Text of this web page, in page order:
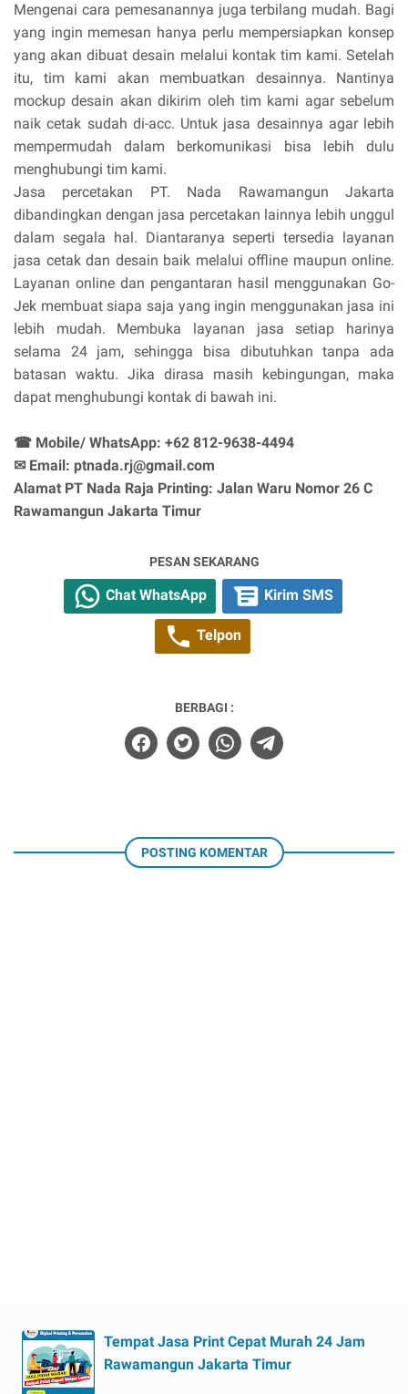
Mengenai cara pemesanannya juga terbilang mudah. Bagi
yang ingin memesan hanya perlu mempersiapkan konsep
yang akan dibuat desain melalui kontak tim kami. Setelah
itu, tim kami akan membuatkan desainnya. Nantinya
mockup desain akan dikirim oleh tim kami agar sebelum
naik cetak sudah di-acc. Untuk jasa desainnya agar lebih
mempermudah dalam berkomunikasi bisa lebih dulu
menghubungi tim kami.
Jasa percetakan PT. Nada Rawamangun Jakarta
dibandingkan dengan jasa percetakan lainnya lebih unggul
dalam segala hal. Diantaranya seperti tersedia layanan
jasa cetak dan desain baik melalui offline maupun online.
Layanan online dan pengantaran hasil menggunakan Go-
Jek membuat siapa saja yang ingin menggunakan jasa ini
lebih mudah. Membuka layanan jasa setiap harinya
selama 24 jam, sehingga bisa dibutuhkan tanpa ada
batasan waktu. Jika dirasa masih kebingungan, maka
dapat menghubungi kontak di bawah ini.
☎ Mobile/ WhatsApp: +62 812-9638-4494
✉ Email: ptnada.rj@gmail.com
Alamat PT Nada Raja Printing: Jalan Waru Nomor 26 C
Rawamangun Jakarta Timur
PESAN SEKARANG
Chat WhatsApp Kirim SMS
Telpon
BERBAGI :
POSTING KOMENTAR
Tempat Jasa Print Cepat Murah 24 Jam
Rawamangun Jakarta Timur